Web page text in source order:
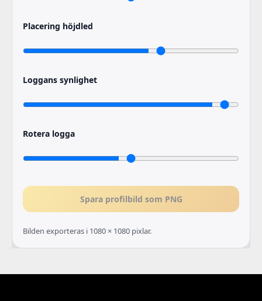
Placering höjdled
Loggans synlighet
Rotera logga
Spara profilbild som PNG
Bilden exporteras i 1080 × 1080 pixlar.